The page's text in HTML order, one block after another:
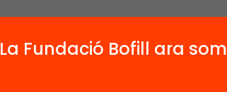
La Fundació Bofill ara som